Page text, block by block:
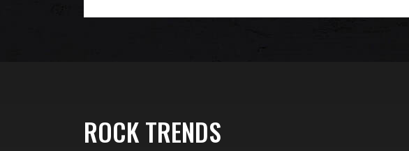
ROCK TRENDS